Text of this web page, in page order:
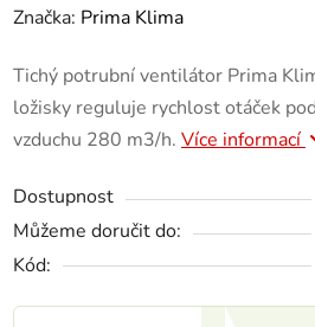
Značka: Prima Klima
Tichý potrubní ventilátor Prima
ložisky reguluje rychlost otáček
vzduchu 280 m3/h. Více informací
Dostupnost
Můžeme doručit do:
Kód: